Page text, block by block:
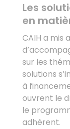
Les
en
CAIH a mis
sur les
solutions
à
ouvrent le
le
adhèrent.